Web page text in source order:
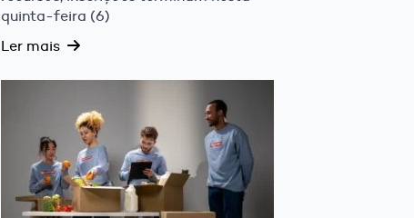
quinta-feira (6)
Ler mais